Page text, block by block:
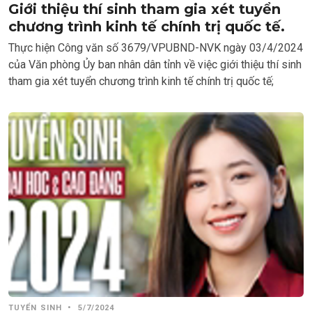
Giới thiệu thí sinh tham gia xét tuyển
chương trình kinh tế chính trị quốc tế.
Thực hiện Công văn số 3679/VPUBND-NVK ngày 03/4/2024
của Văn phòng Ủy ban nhân dân tỉnh về việc giới thiệu thí sinh
tham gia xét tuyển chương trình kinh tế chính trị quốc tế;
TUYỂN SINH • 5/7/2024